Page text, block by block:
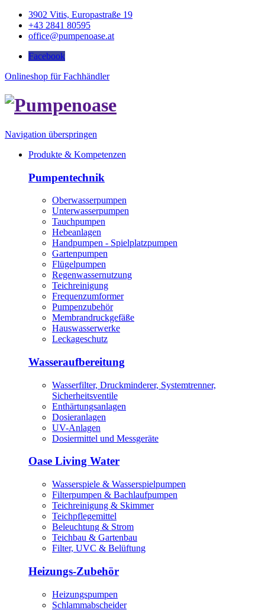
3902 Vitis, Europastraße 19
+43 2841 80595
office@pumpenoase.at
Facebook
Onlineshop für Fachhändler
Navigation überspringen
Produkte & Kompetenzen
Pumpentechnik
Oberwasserpumpen
Unterwasserpumpen
Tauchpumpen
Hebeanlagen
Handpumpen - Spielplatzpumpen
Gartenpumpen
Flügelpumpen
Regenwassernutzung
Teichreinigung
Frequenzumformer
Pumpenzubehör
Membrandruckgefäße
Hauswasserwerke
Leckageschutz
Wasseraufbereitung
Wasserfilter, Druckminderer, Systemtrenner,
Sicherheitsventile
Enthärtungsanlagen
Dosieranlagen
UV-Anlagen
Dosiermittel und Messgeräte
Oase Living Water
Wasserspiele & Wasserspielpumpen
Filterpumpen & Bachlaufpumpen
Teichreinigung & Skimmer
Teichpflegemittel
Beleuchtung & Strom
Teichbau & Gartenbau
Filter, UVC & Belüftung
Heizungs-Zubehör
Heizungspumpen
Schlammabscheider